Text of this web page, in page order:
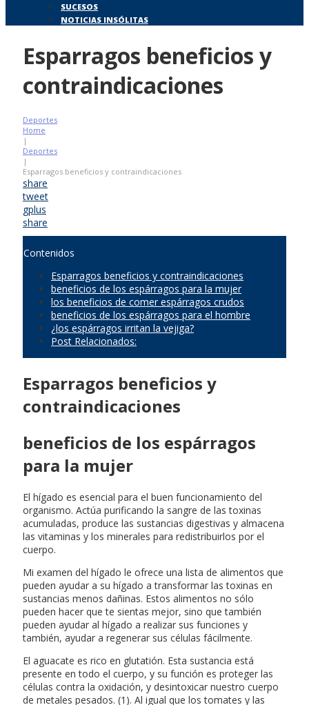
SUCESOS
NOTICIAS INSÓLITAS
Esparragos beneficios y
contraindicaciones
Deportes
Home
|
Deportes
|
Esparragos beneficios y contraindicaciones
share
tweet
gplus
share
Contenidos
Esparragos beneficios y contraindicaciones
beneficios de los espárragos para la mujer
los beneficios de comer espárragos crudos
beneficios de los espárragos para el hombre
¿los espárragos irritan la vejiga?
Post Relacionados:
Esparragos beneficios y
contraindicaciones
beneficios de los espárragos
para la mujer
El hígado es esencial para el buen funcionamiento del
organismo. Actúa purificando la sangre de las toxinas
acumuladas, produce las sustancias digestivas y almacena
las vitaminas y los minerales para redistribuirlos por el
cuerpo.
Mi examen del hígado le ofrece una lista de alimentos que
pueden ayudar a su hígado a transformar las toxinas en
sustancias menos dañinas. Estos alimentos no sólo
pueden hacer que te sientas mejor, sino que también
pueden ayudar al hígado a realizar sus funciones y
también, ayudar a regenerar sus células fácilmente.
El aguacate es rico en glutatión. Esta sustancia está
presente en todo el cuerpo, y su función es proteger las
células contra la oxidación, y desintoxicar nuestro cuerpo
de metales pesados. (1). Al igual que los tomates y las